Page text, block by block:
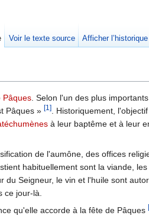
Pâques. Selon l'un des plus
Pâques » [1]. Historiquement,
à leur baptême et à leur
de l'aumône, des offices
habituellement sont la viande,
Seigneur, le vin et l'huile sont
ce jour-là.
qu'elle accorde à la fête de Pâques
Voir le texte source Afficher l’historique